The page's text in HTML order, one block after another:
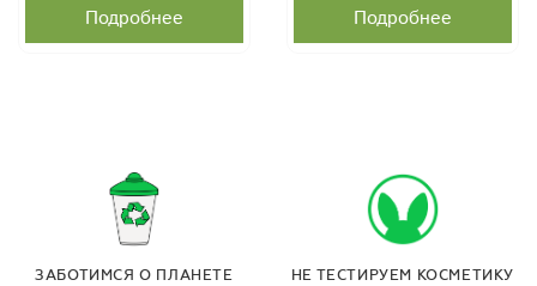
Подробнее Подробнее
ЗАБОТИМСЯ О ПЛАНЕТЕ
НЕ ТЕСТИРУЕМ КОСМЕТИКУ